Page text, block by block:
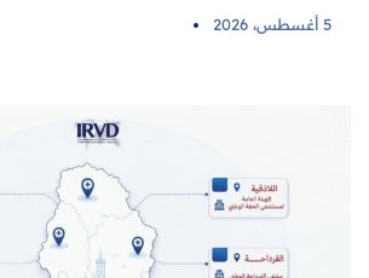
5 أغسطس، 2026